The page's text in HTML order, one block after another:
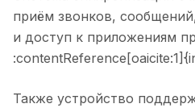
приём звонков,
и доступ к приложениям
Также устройство